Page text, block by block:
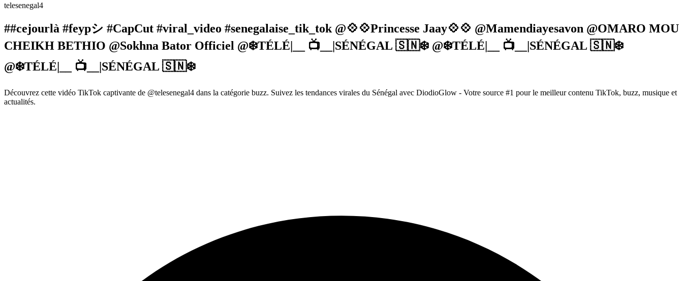
telesenegal4
##cejourlà #feypシ #CapCut #viral_video #senegalaise_tik_tok @💠💠Princesse Jaay💠💠 @Mamendiayesavon @OMARO MOU
CHEIKH BETHIO @Sokhna Bator Officiel @❄️TÉLÉ|__ 📺__|SÉNÉGAL 🇸🇳❄️ @❄️TÉLÉ|__ 📺__|SÉNÉGAL 🇸🇳❄️
@❄️TÉLÉ|__ 📺__|SÉNÉGAL 🇸🇳❄️
Découvrez cette vidéo TikTok captivante de @telesenegal4 dans la catégorie buzz. Suivez les tendances virales du Sénégal avec DiodioGlow - Votre source #1 pour le meilleur contenu TikTok, buzz, musique et
actualités.